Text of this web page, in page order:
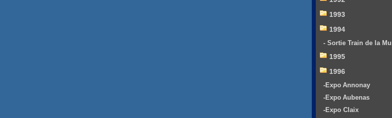
1993
1994
- Sortie Train de la
1995
1996
-Expo Annonay
-Expo Aubenas
-Expo Claix